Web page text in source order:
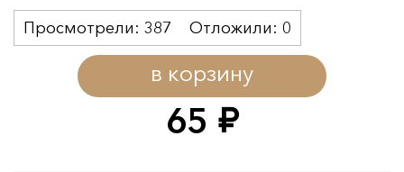
65 руб.
в корзину
Просмотрели: 387 Отложили: 0